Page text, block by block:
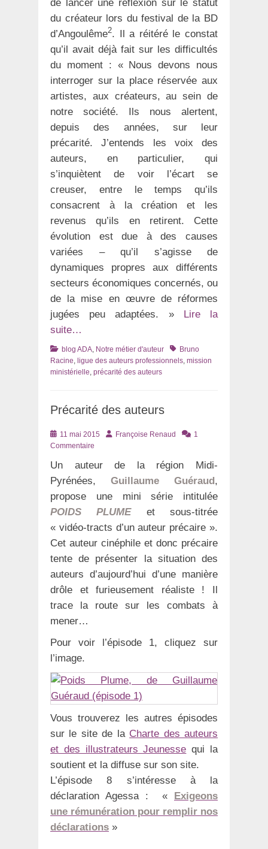
de lancer une réflexion sur le statut
du créateur lors du festival de la BD
d’Angoulême2. Il a réitéré le constat
qu’il avait déjà fait sur les difficultés
du moment : « Nous devons nous
interroger sur la place réservée aux
artistes, aux créateurs, au sein de
notre société. Ils nous alertent,
depuis des années, sur leur
précarité. J’entends les voix des
auteurs, en particulier, qui
s’inquiètent de voir l’écart se
creuser, entre le temps qu’ils
consacrent à la création et les
revenus qu’ils en retirent. Cette
évolution est due à des causes
variées – qu’il s’agisse de
dynamiques propres aux différents
secteurs économiques concernés, ou
de la mise en œuvre de réformes
jugées peu adaptées. » Lire la
suite…
Catégories
blog ADA Notre métier d'auteur TagsBruno
Racine ligue des auteurs professionnels mission
ministérielle précarité des auteurs
Précarité des auteurs
Posté
le
11 mai 2015 AuteurFrançoise Renaud
1
Commentaire
Un auteur de la région Midi-
Pyrénées, Guillaume Guéraud,
propose une mini série intitulée
POIDS PLUME et sous-titrée
« vidéo-tracts d’un auteur précaire ».
Cet auteur cinéphile et donc précaire
tente de présenter la situation des
auteurs d’aujourd’hui d’une manière
drôle et furieusement réaliste ! Il
trace la route sur les combats à
mener…
Pour voir l’épisode 1, cliquez sur
l’image.
Vous trouverez les autres épisodes
sur le site de la Charte des auteurs
et des illustrateurs Jeunesse qui la
soutient et la diffuse sur son site.
L’épisode 8 s’intéresse à la
déclaration Agessa : « Exigeons
une rémunération pour remplir nos
déclarations »